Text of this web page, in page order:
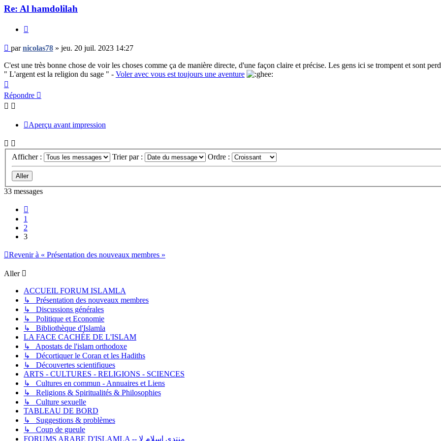
Re: Al hamdolilah
Message
non
lu
parnicolas78 » jeu. 20 juil. 2023 14:27
C'est une très bonne chose de voir les choses comme ça de manière directe, d'une façon claire et précise. Les gens ici se trompent et sont
" L'argent est la religion du sage " - Voler avec vous est toujours une aventure
Répondre
Aperçu avant impression
Afficher : Trier par : Ordre :
33 messages
1
2
3
Revenir à « Présentation des nouveaux membres »
Aller
ACCUEIL FORUM ISLAMLA
↳ Présentation des nouveaux membres
↳ Discussions générales
↳ Politique et Economie
↳ Bibliothèque d'Islamla
LA FACE CACHÉE DE L'ISLAM
↳ Apostats de l'islam orthodoxe
↳ Décortiquer le Coran et les Hadiths
↳ Découvertes scientifiques
ARTS - CULTURES - RELIGIONS - SCIENCES
↳ Cultures en commun - Annuaires et Liens
↳ Religions & Spiritualités & Philosophies
↳ Culture sexuelle
TABLEAU DE BORD
↳ Suggestions & problèmes
↳ Coup de gueule
FORUMS ARABE D'ISLAMLA -- منتدى إسلام لا